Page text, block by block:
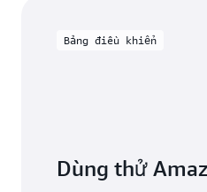
Bảng điều khiển
Dùng thử